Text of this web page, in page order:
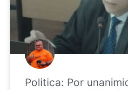
Politica: Por